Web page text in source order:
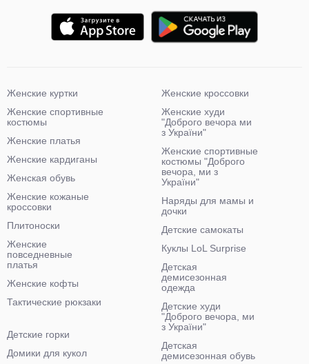
Женские куртки
Женские спортивные
костюмы
Женские платья
Женские кардиганы
Женская обувь
Женские кожаные
кроссовки
Плитоноски
Женские
повседневные
платья
Женские кофты
Тактические рюкзаки
Женские кроссовки
Женские худи
"Доброго вечора ми
з України"
Женские спортивные
костюмы "Доброго
вечора, ми з
України"
Наряды для мамы и
дочки
Детские самокаты
Куклы LoL Surprise
Детская
демисезонная
одежда
Детские худи
"Доброго вечора, ми
з України"
Детская
демисезонная обувь
Детские горки
Домики для кукол